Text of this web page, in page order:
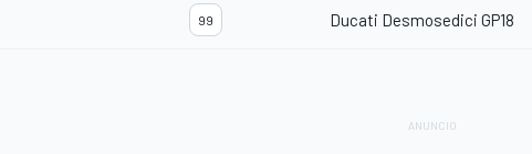
99 Ducati Desmosedici GP18